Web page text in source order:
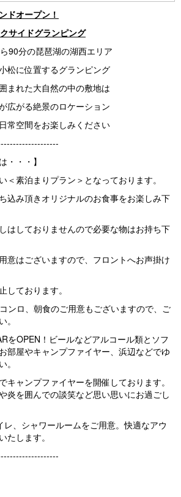
ドオープン！
サイドグランピング
90分の琵琶湖の湖西エリア
松に位置するグランピング
まれた大自然の中の敷地は
広がる絶景のロケーション
常空間をお楽しみください
・・・】
素泊まりプラン＞となっております。
込み頂きオリジナルのお食事をお楽しみ下
はしておりませんので必要な物はお持ち下
意はございますので、フロントへお声掛け
ております。
ンロ、朝食のご用意もございますので、ご
をOPEN！ビールなどアルコール類とソフ
部屋やキャンプファイヤー、浜辺などでゆ
ャンプファイヤーを開催しております。
炎を囲んでの談笑など思い思いにお過ごし
、シャワールームをご用意。快適なアウ
たします。